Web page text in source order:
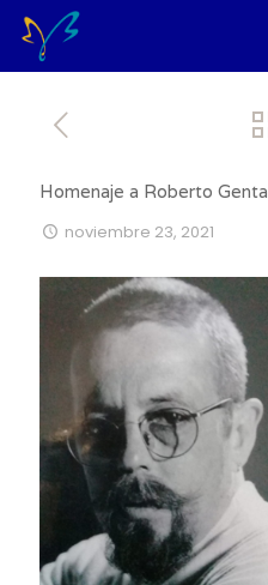
Homenaje a Roberto Genta
noviembre 23, 2021